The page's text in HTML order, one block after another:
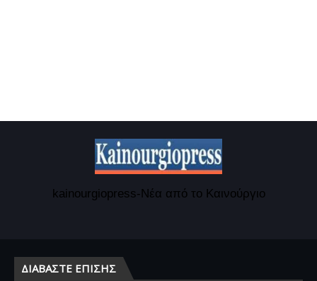
kainourgiopress-Νέα από το Καινούργιο
ΔΙΑΒΆΣΤΕ ΕΠΊΣΗΣ